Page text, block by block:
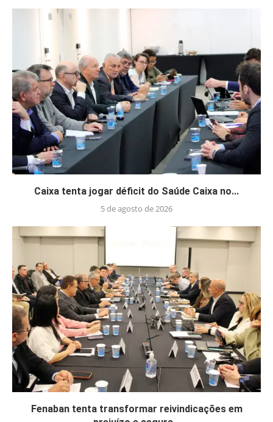
Caixa tenta jogar déficit do Saúde Caixa no...
5 de agosto de 2026
Fenaban tenta transformar reivindicações em